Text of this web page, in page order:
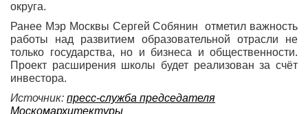
округа.
Ранее Мэр Москвы Сергей Собянин отметил важность
работы над развитием образовательной отрасли не
только государства, но и бизнеса и общественности.
Проект расширения школы будет реализован за счёт
инвестора.
Источник: пресс-служба председателя
Москомархитектуры